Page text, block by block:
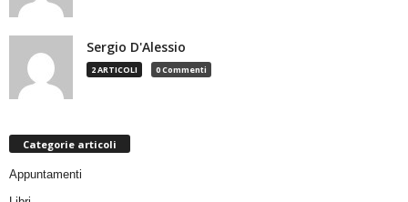
Sergio D'Alessio
2 ARTICOLI 0 Commenti
Categorie articoli
Appuntamenti